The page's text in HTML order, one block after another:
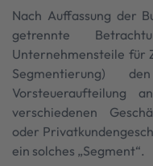
Nach Auffassung der
getrennte
Unternehmensteile für
Segmentierung)
Vorsteueraufteilung
verschiedenen
oder
ein solches „Segment“.